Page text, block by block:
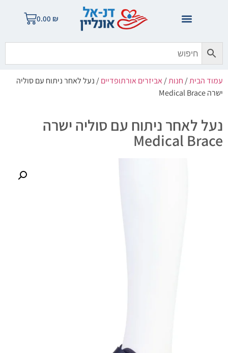
0.00 ₪
עמוד הבית/חנות/אביזרים אורתופדיים/ נעל לאחר ניתוח עם סוליה
ישרה Medical Brace
נעל לאחר ניתוח עם סוליה ישרה
Medical Brace